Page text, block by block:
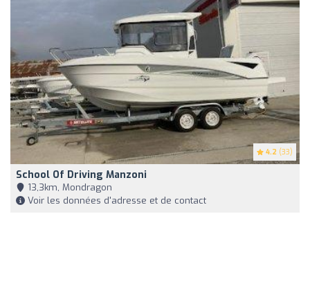
4.2 (33)
School Of Driving Manzoni
13,3km, Mondragon
Voir les données d'adresse et de contact